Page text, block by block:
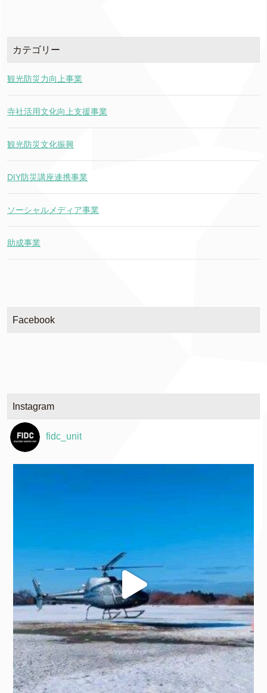
カテゴリー
観光防災力向上事業
寺社活用文化向上支援事業
観光防災文化振興
DIY防災講座連携事業
ソーシャルメディア事業
助成事業
Facebook
Instagram
fidc_unit